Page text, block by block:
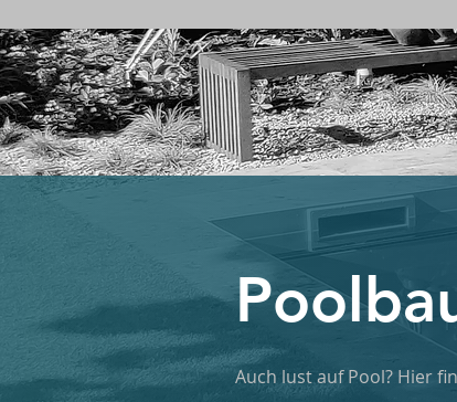
Auch lust auf Pool? Hier